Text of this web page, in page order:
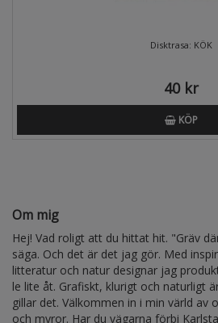
Disktrasa: KÖK
40 kr
KÖP
Om mig
Hej! Vad roligt att du hittat hit. "Gräv
säga. Och det är det jag gör. Med
litteratur och natur designar jag
le lite åt. Grafiskt, klurigt och naturligt
gillar det. Välkommen in i min värld av
och myror. Har du vägarna förbi